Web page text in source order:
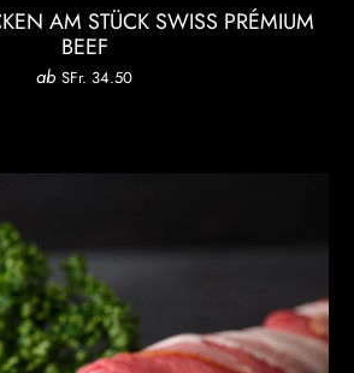
AM STÜCK SWISS PRÉMIUM
BEEF
ab SFr. 34.50